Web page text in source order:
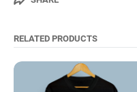
RELATED PRODUCTS